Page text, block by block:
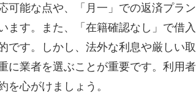
可能な点や、「月一」での返済プラ
ます。また、「在籍確認なし」で借
です。しかし、法外な利息や厳しい
に業者を選ぶことが重要です。利用
を心がけましょう。